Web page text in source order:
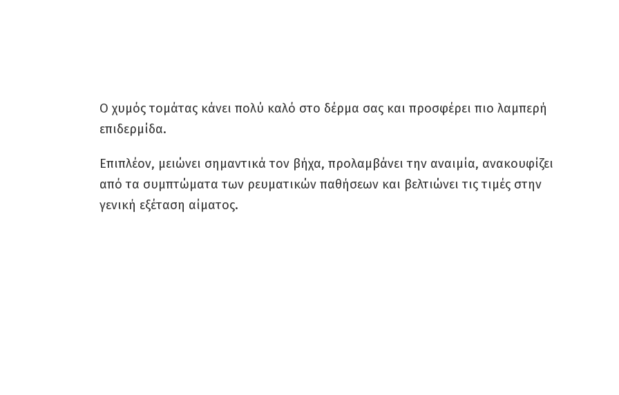
Ο χυμός τομάτας κάνει πολύ καλό στο δέρμα σας και προσφέρει πιο λαμπερή
επιδερμίδα.
Επιπλέον, μειώνει σημαντικά τον βήχα, προλαμβάνει την αναιμία, ανακουφίζει
από τα συμπτώματα των ρευματικών παθήσεων και βελτιώνει τις τιμές στην
γενική εξέταση αίματος.